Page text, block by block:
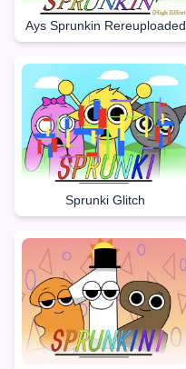
Ays Sprunkin Rereuploaded
Sprunki Glitch